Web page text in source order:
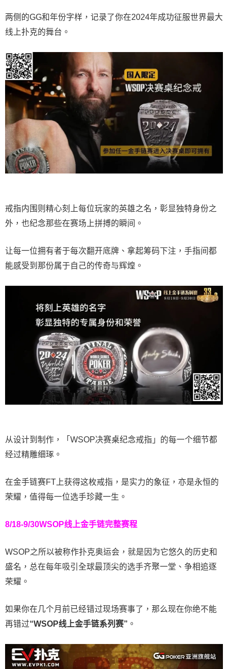
两侧的GG和年份字样，记录了你在2024年成功征服世界最大
线上扑克的舞台。
戒指内围则精心刻上每位玩家的英雄之名，彰显独特身份之
外，也纪念那些在赛场上拼搏的瞬间。
让每一位拥有者于每次翻开底牌、拿起筹码下注，手指间都
能感受到那份属于自己的传奇与辉煌。
从设计到制作，「WSOP决赛桌纪念戒指」的每一个细节都
经过精雕细琢。
在金手链赛FT上获得这枚戒指，是实力的象征，亦是永恒的
荣耀，值得每一位选手珍藏一生。
8/18-9/30WSOP线上金手链完整赛程
WSOP之所以被称作扑克奥运会，就是因为它悠久的历史和
盛名，总在每年吸引全球最顶尖的选手齐聚一堂、争相追逐
荣耀。
如果你在几个月前已经错过现场赛事了，那么现在你绝不能
再错过“WSOP线上金手链系列赛” 。